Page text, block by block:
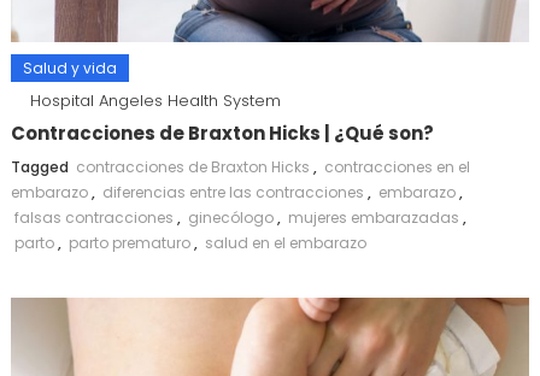
Salud y vida
Hospital Angeles Health System
Contracciones de Braxton Hicks | ¿Qué son?
Tagged contracciones de Braxton Hicks , contracciones en el
embarazo, diferencias entre las contracciones , embarazo,
falsas contracciones , ginecólogo, mujeres embarazadas ,
parto, parto prematuro, salud en el embarazo